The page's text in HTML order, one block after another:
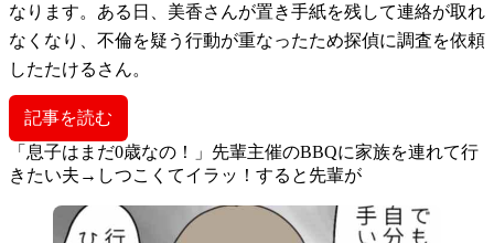
なります。ある日、美香さんが置き手紙を残して連絡が取れ
なくなり、不倫を疑う行動が重なったため探偵に調査を依頼
したたけるさん。
記事を読む
「息子はまだ0歳なの！」先輩主催のBBQに家族を連れて行
きたい夫→しつこくてイラッ！すると先輩が